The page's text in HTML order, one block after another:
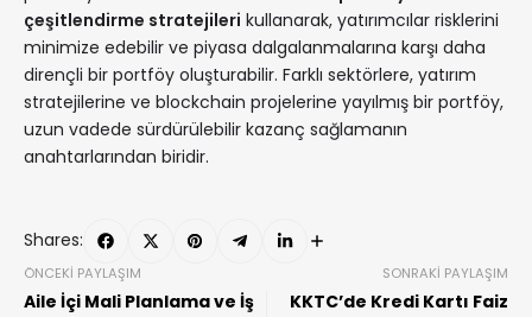
çeşitlendirme stratejileri kullanarak, yatırımcılar risklerini
minimize edebilir ve piyasa dalgalanmalarına karşı daha
dirençli bir portföy oluşturabilir. Farklı sektörlere, yatırım
stratejilerine ve blockchain projelerine yayılmış bir portföy,
uzun vadede sürdürülebilir kazanç sağlamanın
anahtarlarından biridir.
Shares:
ÖNCEKI PAYLAŞIM
Aile İçi Mali Planlama ve İş
SONRAKI PAYLAŞIM
KKTC’de Kredi Kartı Faiz